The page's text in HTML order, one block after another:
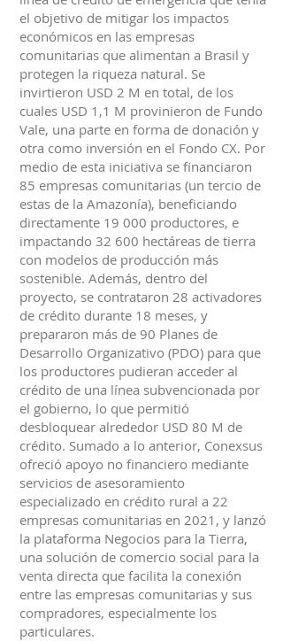
el objetivo de mitigar los impactos
económicos en las empresas
comunitarias que alimentan a Brasil y
protegen la riqueza natural. Se
invirtieron USD 2 M en total, de los
cuales USD 1,1 M provinieron de Fundo
Vale, una parte en forma de donación y
otra como inversión en el Fondo CX. Por
medio de esta iniciativa se financiaron
85 empresas comunitarias (un tercio de
estas de la Amazonía), beneficiando
directamente 19 000 productores, e
impactando 32 600 hectáreas de tierra
con modelos de producción más
sostenible. Además, dentro del
proyecto, se contrataron 28 activadores
de crédito durante 18 meses, y
prepararon más de 90 Planes de
Desarrollo Organizativo (PDO) para que
los productores pudieran acceder al
crédito de una línea subvencionada por
el gobierno, lo que permitió
desbloquear alrededor USD 80 M de
crédito. Sumado a lo anterior, Conexsus
ofreció apoyo no financiero mediante
servicios de asesoramiento
especializado en crédito rural a 22
empresas comunitarias en 2021, y lanzó
la plataforma Negocios para la Tierra,
una solución de comercio social para la
venta directa que facilita la conexión
entre las empresas comunitarias y sus
compradores, especialmente los
particulares.